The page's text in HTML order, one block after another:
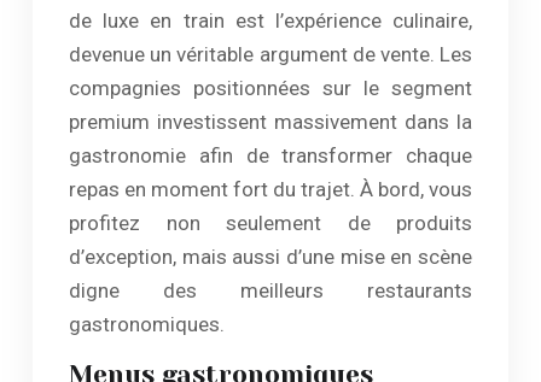
de luxe en train est l’expérience culinaire,
devenue un véritable argument de vente. Les
compagnies positionnées sur le segment
premium investissent massivement dans la
gastronomie afin de transformer chaque
repas en moment fort du trajet. À bord, vous
profitez non seulement de produits
d’exception, mais aussi d’une mise en scène
digne des meilleurs restaurants
gastronomiques.
Menus gastronomiques